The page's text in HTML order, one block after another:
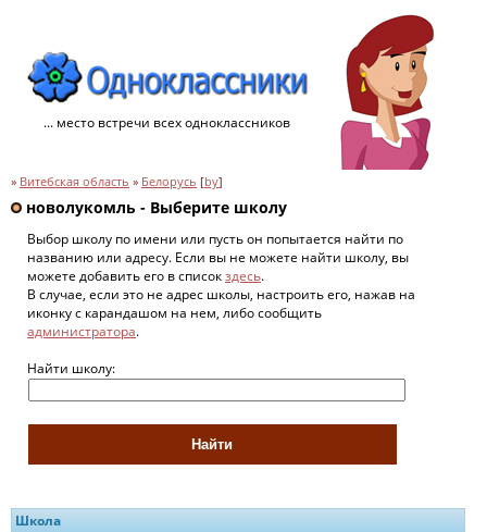
... место встречи всех одноклассников
» Витебская область » Белорусь [by]
новолукомль - Выберите школу
Выбор школу по имени или пусть он попытается найти по
названию или адресу. Если вы не можете найти школу, вы
можете добавить его в списокздесь.
В случае, если это не адрес школы, настроить его, нажав на
иконку с карандашом на нем, либо сообщить
администратора.
Найти школу:
Школа